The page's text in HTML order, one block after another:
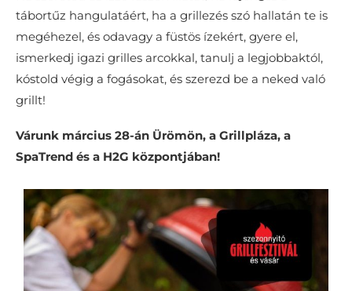
tábortűz hangulatáért, ha a grillezés szó hallatán te is
megéhezel, és odavagy a füstös ízekért, gyere el,
ismerkedj igazi grilles arcokkal, tanulj a legjobbaktól,
kóstold végig a fogásokat, és szerezd be a neked való
grillt!
Várunk március 28-án Ürömön, a Grillpláza, a
SpaTrend és a H2G központjában!